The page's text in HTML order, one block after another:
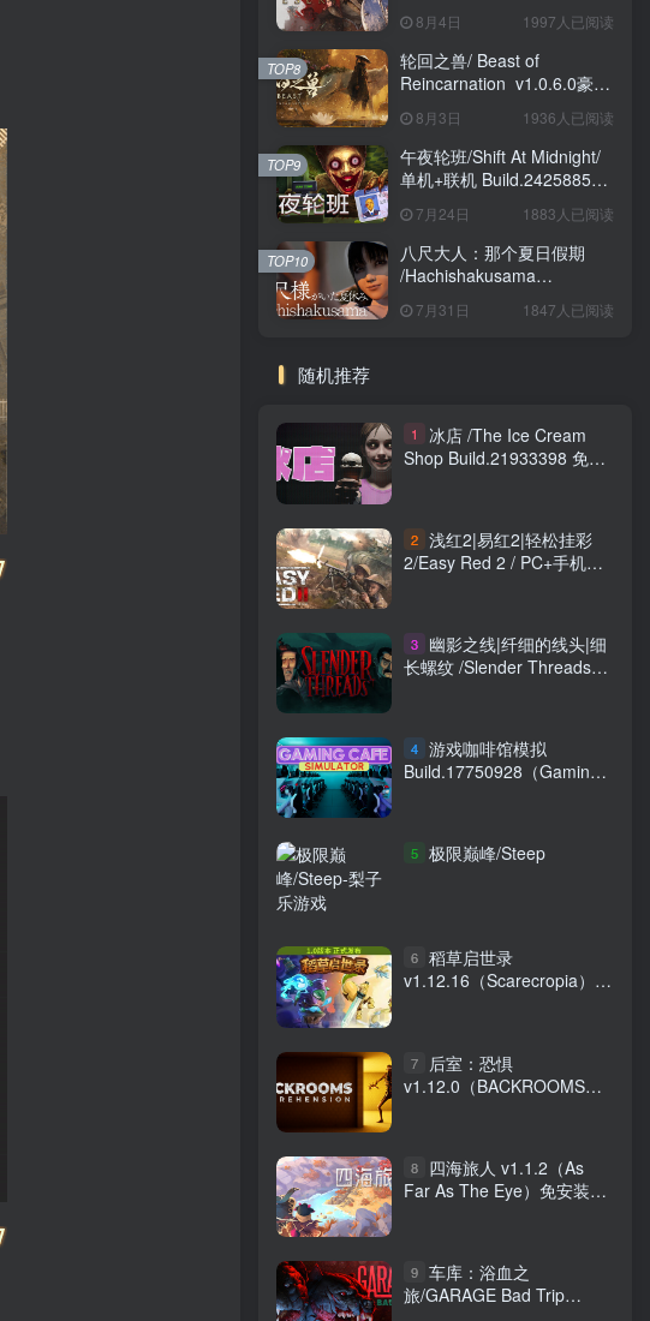
安装中文版
8月4日 1997人已阅读
轮回之兽/ Beast of
Reincarnation v1.0.6.0豪华
8月3日 1936人已阅读
TOP8
午夜轮班/Shift At Midnight/
单机+联机 Build.24258857
7月24日 1883人已阅读
TOP9
八尺大人：那个夏日假期
/Hachishakusama
版 7月31日 1847人已阅读
TOP10
随机推荐
1
冰店 /The Ice Cream
Shop Build.21933398 免安
2 浅红2|易红2|轻松挂彩
2/Easy Red 2 / PC+手机双
3
幽影之线|纤细的线头|细
长螺纹 /Slender Threads
4 游戏咖啡馆模拟
Build.17750928（Gaming
5 极限巅峰/Steep
6 稻草启世录
v1.12.16（Scarecropia）免
7
后室：恐惧
v1.12.0（BACKROOMS
8
四海旅人 v1.1.2（As
Far As The Eye）免安装中
9 车库：浴血之
旅/GARAGE Bad Trip